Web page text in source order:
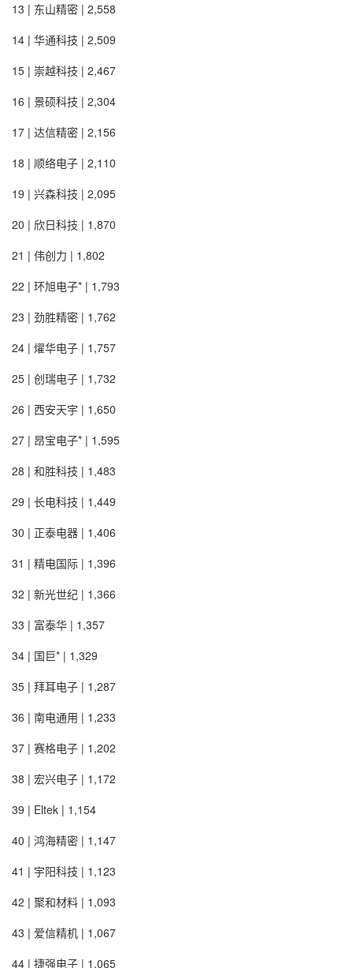
13 | 东山精密 | 2,558
14 | 华通科技 | 2,509
15 | 崇越科技 | 2,467
16 | 景硕科技 | 2,304
17 | 达信精密 | 2,156
18 | 顺络电子 | 2,110
19 | 兴森科技 | 2,095
20 | 欣日科技 | 1,870
21 | 伟创力 | 1,802
22 | 环旭电子* | 1,793
23 | 劲胜精密 | 1,762
24 | 燿华电子 | 1,757
25 | 创瑞电子 | 1,732
26 | 西安天宇 | 1,650
27 | 昂宝电子* | 1,595
28 | 和胜科技 | 1,483
29 | 长电科技 | 1,449
30 | 正泰电器 | 1,406
31 | 精电国际 | 1,396
32 | 新光世纪 | 1,366
33 | 富泰华 | 1,357
34 | 国巨* | 1,329
35 | 拜耳电子 | 1,287
36 | 南电通用 | 1,233
37 | 赛格电子 | 1,202
38 | 宏兴电子 | 1,172
39 | Eltek | 1,154
40 | 鸿海精密 | 1,147
41 | 宇阳科技 | 1,123
42 | 聚和材料 | 1,093
43 | 爱信精机 | 1,067
44 | 捷强电子 | 1,065